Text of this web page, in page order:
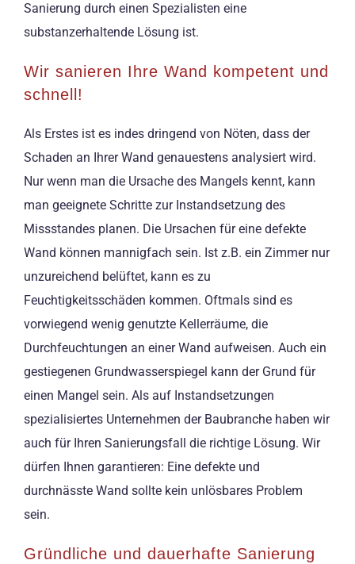
Sanierung durch einen Spezialisten eine
substanzerhaltende Lösung ist.
Wir sanieren Ihre Wand kompetent und
schnell!
Als Erstes ist es indes dringend von Nöten, dass der
Schaden an Ihrer Wand genauestens analysiert wird.
Nur wenn man die Ursache des Mangels kennt, kann
man geeignete Schritte zur Instandsetzung des
Missstandes planen. Die Ursachen für eine defekte
Wand können mannigfach sein. Ist z.B. ein Zimmer nur
unzureichend belüftet, kann es zu
Feuchtigkeitsschäden kommen. Oftmals sind es
vorwiegend wenig genutzte Kellerräume, die
Durchfeuchtungen an einer Wand aufweisen. Auch ein
gestiegenen Grundwasserspiegel kann der Grund für
einen Mangel sein. Als auf Instandsetzungen
spezialisiertes Unternehmen der Baubranche haben wir
auch für Ihren Sanierungsfall die richtige Lösung. Wir
dürfen Ihnen garantieren: Eine defekte und
durchnässte Wand sollte kein unlösbares Problem
sein.
Gründliche und dauerhafte Sanierung